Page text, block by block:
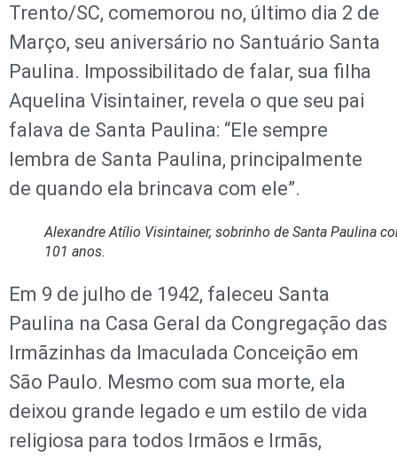
Trento/SC, comemorou no, último dia 2 de
Março, seu aniversário no Santuário Santa
Paulina. Impossibilitado de falar, sua filha
Aquelina Visintainer, revela o que seu pai
falava de Santa Paulina: “Ele sempre
lembra de Santa Paulina, principalmente
de quando ela brincava com ele”.
Alexandre Atílio Visintainer, sobrinho de Santa Paulina
101 anos.
Em 9 de julho de 1942, faleceu Santa
Paulina na Casa Geral da Congregação das
Irmãzinhas da Imaculada Conceição em
São Paulo. Mesmo com sua morte, ela
deixou grande legado e um estilo de vida
religiosa para todos Irmãos e Irmãs,